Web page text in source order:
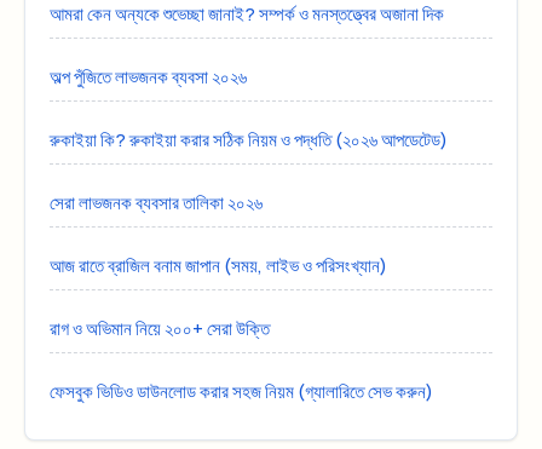
আমরা কেন অন্যকে শুভেচ্ছা জানাই? সম্পর্ক ও মনস্তত্ত্বের অজানা দিক
অল্প পুঁজিতে লাভজনক ব্যবসা ২০২৬
রুকাইয়া কি? রুকাইয়া করার সঠিক নিয়ম ও পদ্ধতি (২০২৬ আপডেটেড)
সেরা লাভজনক ব্যবসার তালিকা ২০২৬
আজ রাতে ব্রাজিল বনাম জাপান (সময়, লাইভ ও পরিসংখ্যান)
রাগ ও অভিমান নিয়ে ২০০+ সেরা উক্তি
ফেসবুক ভিডিও ডাউনলোড করার সহজ নিয়ম (গ্যালারিতে সেভ করুন)